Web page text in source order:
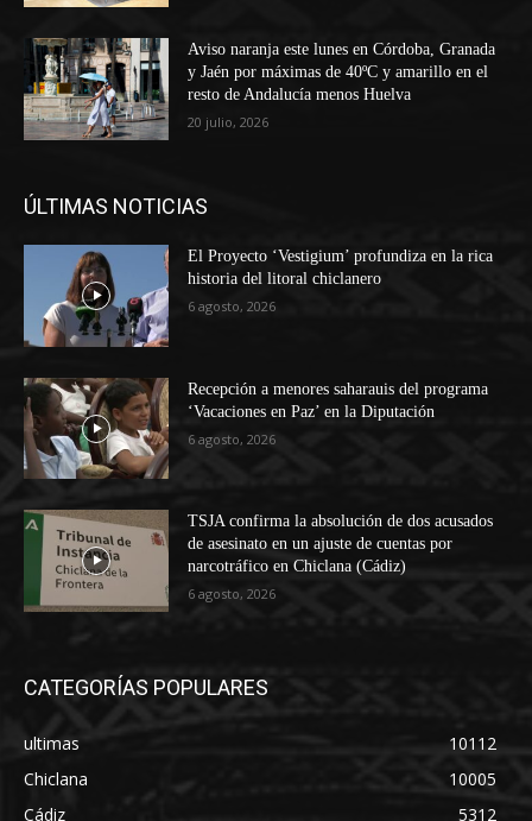
Aviso naranja este lunes en Córdoba, Granada
y Jaén por máximas de 40ºC y amarillo en el
resto de Andalucía menos Huelva
20 julio, 2026
ÚLTIMAS NOTICIAS
El Proyecto ‘Vestigium’ profundiza en la rica
historia del litoral chiclanero
6 agosto, 2026
Recepción a menores saharauis del programa
‘Vacaciones en Paz’ en la Diputación
6 agosto, 2026
TSJA confirma la absolución de dos acusados
de asesinato en un ajuste de cuentas por
narcotráfico en Chiclana (Cádiz)
6 agosto, 2026
CATEGORÍAS POPULARES
ultimas
10112
Chiclana
10005
Cádiz
5312